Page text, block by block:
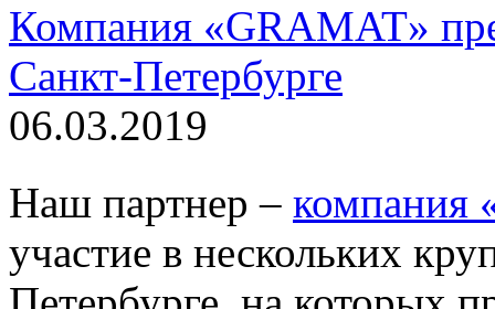
Компания «GRAMAT»
Санкт-Петербурге
06.03.2019
Наш партнер – компания
участие в нескольких